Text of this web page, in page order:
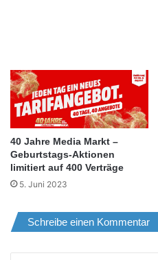
40 Jahre Media Markt –
Geburtstags-Aktionen
limitiert auf 400 Verträge
5. Juni 2023
Schreibe einen Kommentar